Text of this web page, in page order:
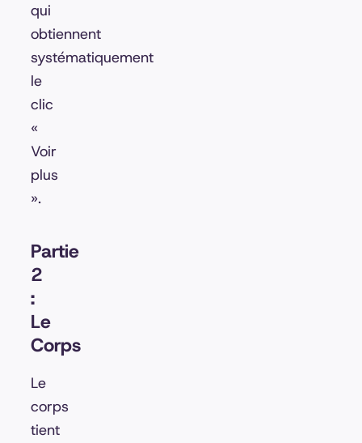
qui
obtiennent
systématiquement
le
clic
«
Voir
plus
».
Partie
2
:
Le
Corps
Le
corps
tient